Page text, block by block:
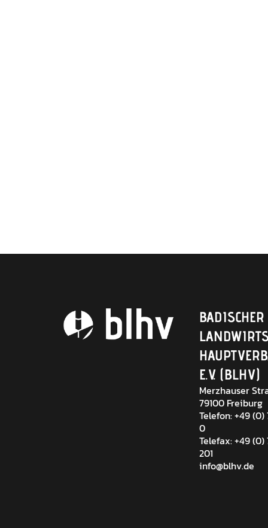
BADISCHER
E.V. (BLHV)
Merzhauser
79100 Freiburg
Telefon: +49 (0)
0
Telefax: +49 (0)
201
info@blhv.de